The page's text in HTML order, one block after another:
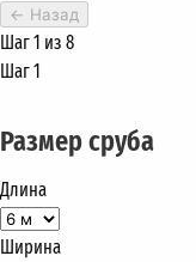
← Назад
Шаг 1 из 8
Шаг 1
Размер сруба
Длина
Ширина